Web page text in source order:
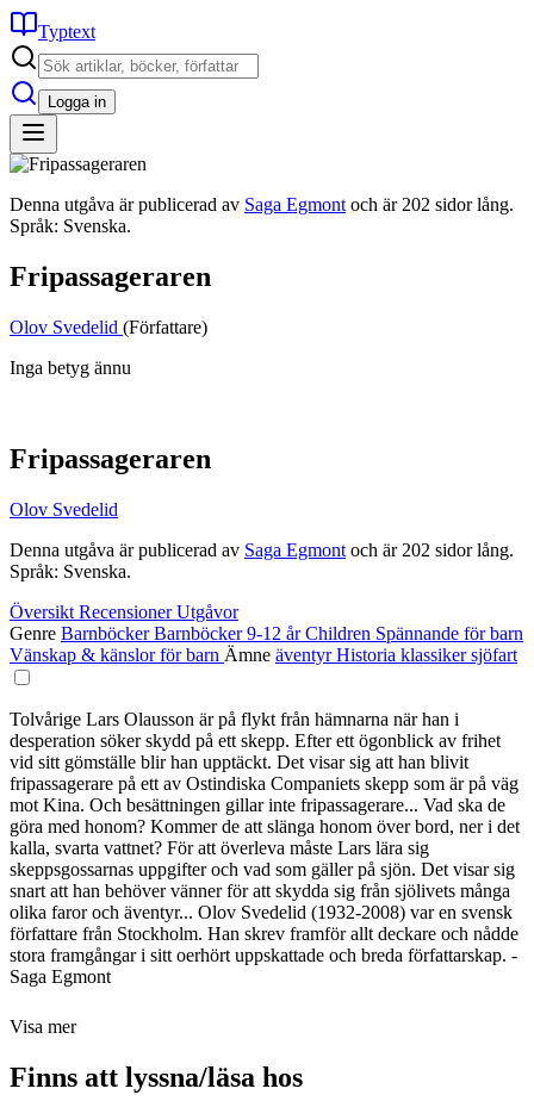
Typtext
Logga in
Denna utgåva är publicerad av Saga Egmont och är 202 sidor lång.
Språk: Svenska.
Fripassageraren
Olov Svedelid (Författare)
Inga betyg ännu
Fripassageraren
Olov Svedelid
Denna utgåva är publicerad av Saga Egmont och är 202 sidor lång.
Språk: Svenska.
Översikt RecensionerUtgåvor
Genre BarnböckerBarnböcker 9-12 årChildren Spännande för barn
Vänskap & känslor för barn Ämne äventyrHistoria klassikersjöfart
Tolvårige Lars Olausson är på flykt från hämnarna när han i
desperation söker skydd på ett skepp. Efter ett ögonblick av frihet
vid sitt gömställe blir han upptäckt. Det visar sig att han blivit
fripassagerare på ett av Ostindiska Companiets skepp som är på väg
mot Kina. Och besättningen gillar inte fripassagerare... Vad ska de
göra med honom? Kommer de att slänga honom över bord, ner i det
kalla, svarta vattnet? För att överleva måste Lars lära sig
skeppsgossarnas uppgifter och vad som gäller på sjön. Det visar sig
snart att han behöver vänner för att skydda sig från sjölivets många
olika faror och äventyr... Olov Svedelid (1932-2008) var en svensk
författare från Stockholm. Han skrev framför allt deckare och nådde
stora framgångar i sitt oerhört uppskattade och breda författarskap. -
Saga Egmont
Visa mer
Finns att lyssna/läsa hos